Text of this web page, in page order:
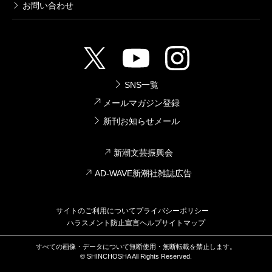
お問い合わせ
SNS一覧
メールマガジン登録
新刊お知らせメール
新潮文芸振興会
AD-WAVE新潮社雑誌広告
サイトのご利用についてプライバシーポリシー
ハラスメント防止宣言ヘルプサイトマップ
すべての画像・データについて無断使用・無断転載を禁止します。
© SHINCHOSHA All Rights Reserved.